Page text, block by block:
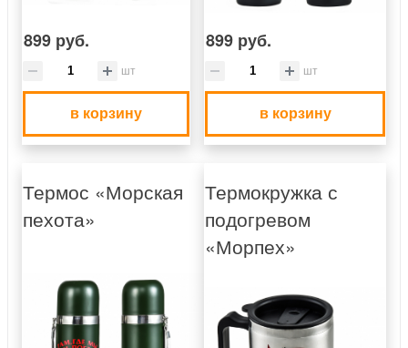
899 руб.
шт
в корзину
899 руб.
шт
в корзину
Термос «Морская
пехота»
Термокружка с
подогревом
«Морпех»